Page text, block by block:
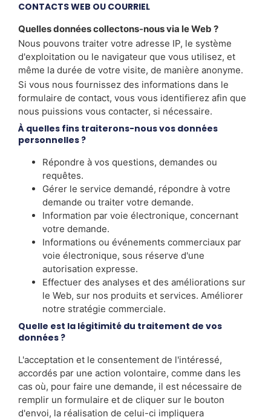
CONTACTS WEB OU COURRIEL
Quelles données collectons-nous via le Web ?
Nous pouvons traiter votre adresse IP, le système
d'exploitation ou le navigateur que vous utilisez, et
même la durée de votre visite, de manière anonyme.
Si vous nous fournissez des informations dans le
formulaire de contact, vous vous identifierez afin que
nous puissions vous contacter, si nécessaire.
À quelles fins traiterons-nous vos données
personnelles ?
Répondre à vos questions, demandes ou
requêtes.
Gérer le service demandé, répondre à votre
demande ou traiter votre demande.
Information par voie électronique, concernant
votre demande.
Informations ou événements commerciaux par
voie électronique, sous réserve d'une
autorisation expresse.
Effectuer des analyses et des améliorations sur
le Web, sur nos produits et services. Améliorer
notre stratégie commerciale.
Quelle est la légitimité du traitement de vos
données ?
L'acceptation et le consentement de l'intéressé,
accordés par une action volontaire, comme dans les
cas où, pour faire une demande, il est nécessaire de
remplir un formulaire et de cliquer sur le bouton
d'envoi, la réalisation de celui-ci impliquera